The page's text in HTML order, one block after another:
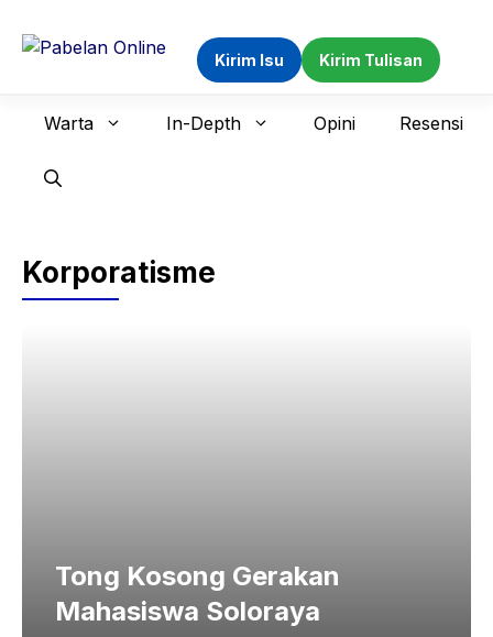
Kirim Isu Kirim Tulisan
Warta In-Depth Opini Resensi
Korporatisme
Tong Kosong Gerakan
Mahasiswa Soloraya